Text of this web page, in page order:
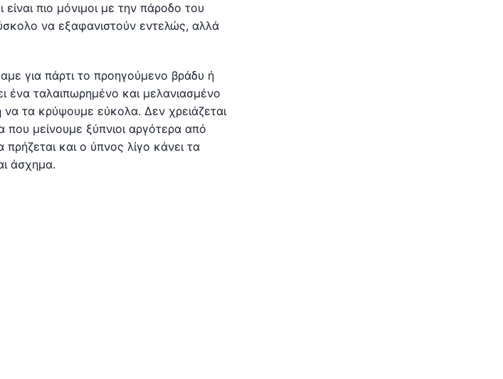
πιο μόνιμοι με την πάροδο του
να εξαφανιστούν εντελώς, αλλά
για πάρτι το προηγούμενο βράδυ ή
ένα ταλαιπωρημένο και μελανιασμένο
τα κρύψουμε εύκολα. Δεν χρειάζεται
μείνουμε ξύπνιοι αργότερα από
και ο ύπνος λίγο κάνει τα
άσχημα.